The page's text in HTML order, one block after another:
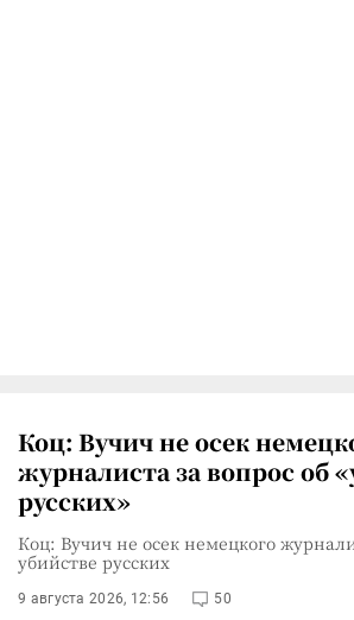
Коц: Вучич не осек
журналиста за вопрос об
русских»
Коц: Вучич не осек немецкого
убийстве русских
9 августа 2026, 12:56 50